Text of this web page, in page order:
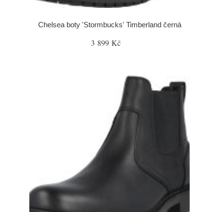
Chelsea boty 'Stormbucks' Timberland černá
3 899 Kč